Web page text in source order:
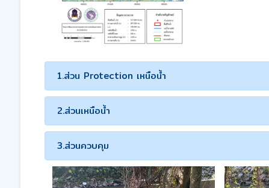
1.ส่วน Protection เหนือน้ำ
2.ส่วนเหนือน้ำ
3.ส่วนควบคุม